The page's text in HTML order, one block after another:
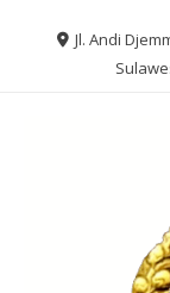
Jl. Andi